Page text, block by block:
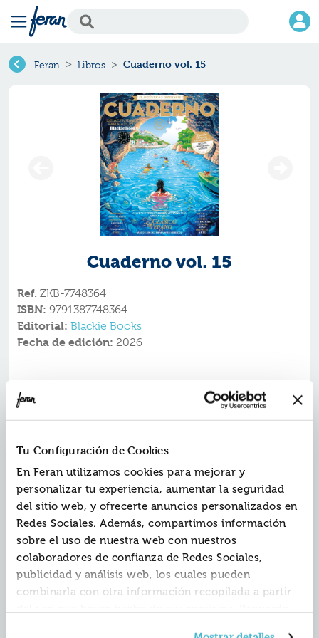
Tu Configuración de Cookies
En Feran utilizamos cookies para mejorar y
personalizar tu experiencia, aumentar la seguridad
del sitio web, y ofrecerte anuncios personalizados en
Redes Sociales. Además, compartimos información
sobre el uso de nuestra web con nuestros
colaboradores de confianza de Redes Sociales,
publicidad y análisis web, los cuales pueden
combinarla con otra información recopilada a partir
Feran Libros Cuaderno vol. 15
Cuaderno vol. 15
Ref. ZKB-7748364
ISBN: 9791387748364
Editorial: Blackie Books
Fecha de edición: 2026
DISFRUTA Y APRENDE SIN PANTALLAS
mente y reforestar el cerebro. Para aprender
disfrutando y disfrutar aprendiendo.
Ejercicios y pasatiempos para desoxidar la mente y
reforestar el cerebro. Para aprender disfrutando y
disfrutar aprendiendo.
? Creado por el campeo?n de Saber y ganar Daniel Lo?
pez Valle y el reputado ilustrador Cristo?bal Fortu?nez.
? ¡Ma?s de 250.000 ejemplares vendidos de sus